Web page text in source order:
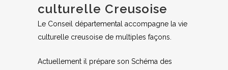
culturelle Creusoise
Le Conseil départemental accompagne la vie
culturelle creusoise de multiples façons.
Actuellement il prépare son Schéma des